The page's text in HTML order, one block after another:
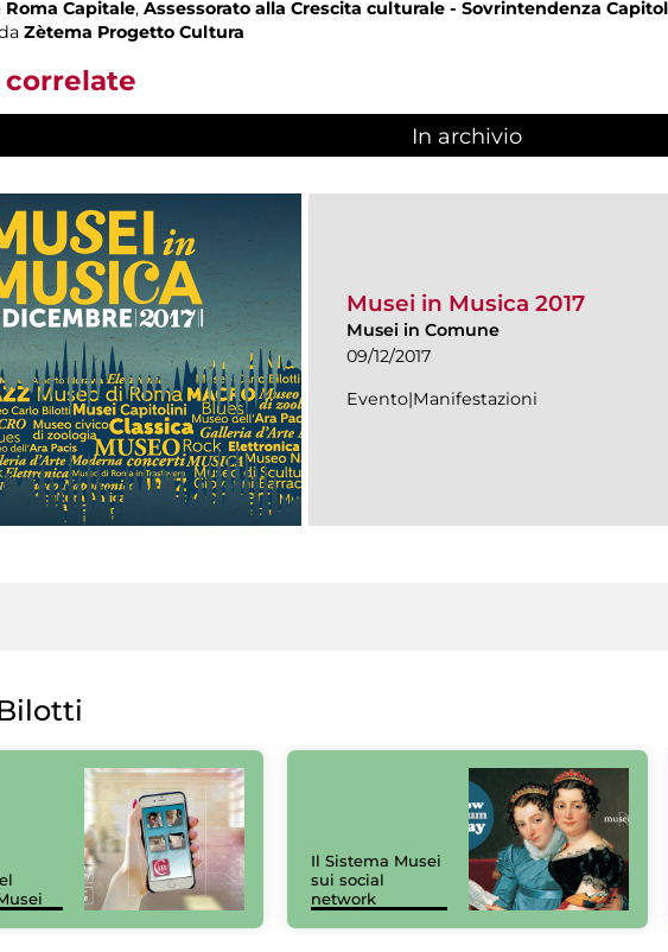
Roma Capitale, Assessorato alla Crescita culturale - Sovrintendenza
Zètema Progetto Cultura
In archivio
Musei in Musica 2017
Musei in Comune
09/12/2017
Evento|Manifestazioni
Il Sistema Musei
sui social
network